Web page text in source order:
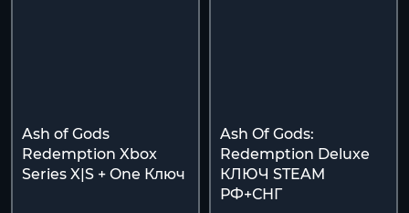
Ash of Gods
Redemption Xbox
Series X|S + One Ключ
Ash Of Gods:
Redemption Deluxe
КЛЮЧ STEAM
РФ+СНГ